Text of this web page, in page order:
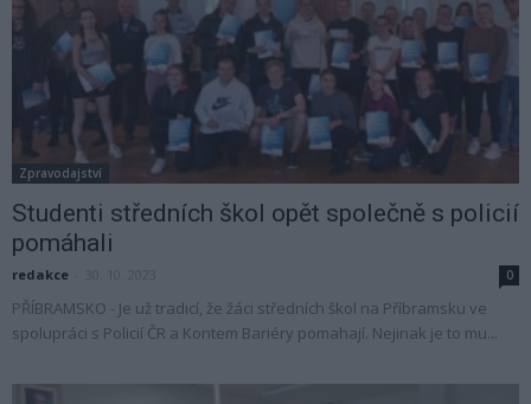
Zpravodajství
Studenti středních škol opět společně s policií
pomáhali
redakce 0
PŘÍBRAMSKO - Je už tradicí, že žáci středních škol na Příbramsku ve
spolupráci s Policií ČR a Kontem Bariéry pomahají. Nejinak je to mu...